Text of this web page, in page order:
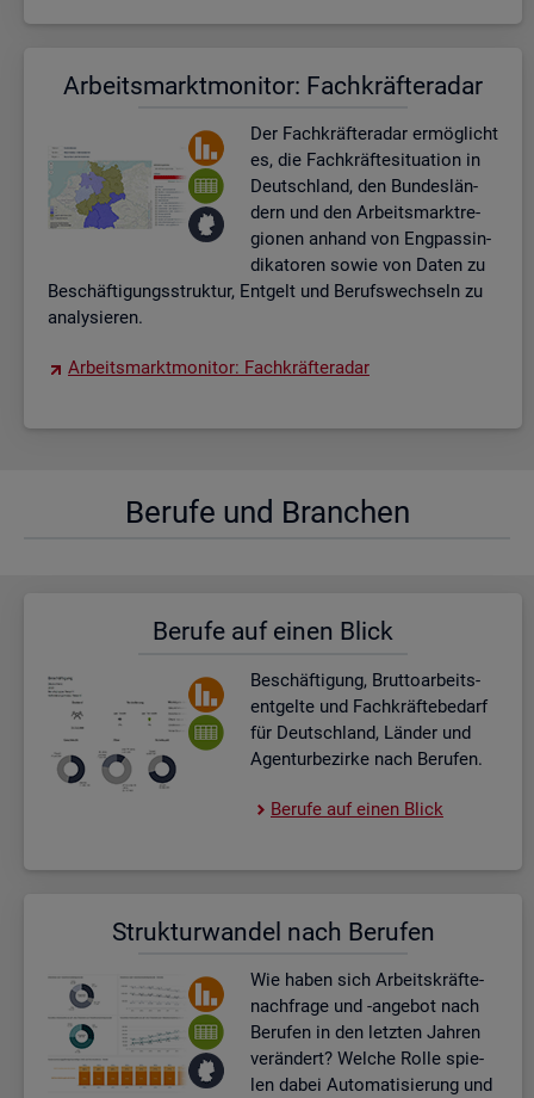
Ar­beits­markt­mo­ni­tor: Fach­kräf­te­ra­dar
Der Fach­kräf­te­ra­dar er­mög­licht
es, die Fach­kräf­te­si­tua­ti­on in
Deutsch­land, den Bun­des­län­
dern und den Ar­beits­markt­re­
gio­nen an­hand von Eng­pas­sin­
di­ka­to­ren sowie von Daten zu
Be­schäf­ti­gungs­struk­tur, Ent­gelt und Be­rufs­wech­seln zu
ana­ly­sie­ren.
Ar­beits­markt­mo­ni­tor: Fach­kräf­te­ra­dar
Be­ru­fe und Bran­chen
Be­ru­fe auf einen Blick
Be­schäf­ti­gung, Brut­to­ar­beits­
ent­gel­te und Fach­kräf­te­be­darf
für Deutsch­land, Län­der und
Agen­tur­be­zir­ke nach Be­ru­fen.
Be­ru­fe auf einen Blick
Struk­tur­wan­del nach Be­ru­fen
Wie haben sich Ar­beits­kräf­te­
nach­fra­ge und -an­ge­bot nach
Be­ru­fen in den letz­ten Jah­ren
ver­än­dert? Wel­che Rolle spie­
len dabei Au­to­ma­ti­sie­rung und